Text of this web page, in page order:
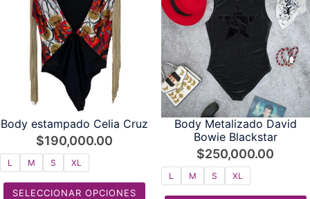
Body estampado Celia Cruz
$190,000.00
L M S XL
SELECCIONAR OPCIONES
Body Metalizado David
Bowie Blackstar
$250,000.00
L M S XL